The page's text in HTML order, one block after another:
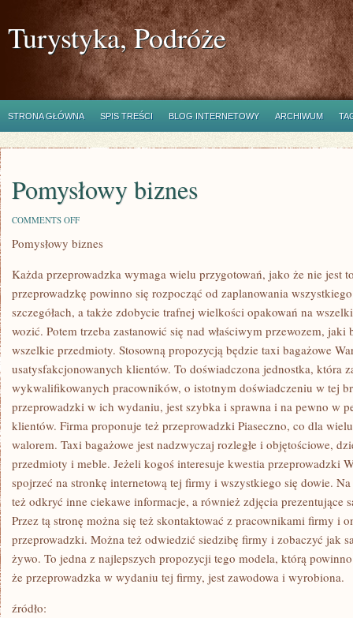
Turystyka, Podróże
STRONA GŁÓWNA SPIS TREŚCI BLOG INTERNETOWY ARCHIWUM
Pomysłowy biznes
COMMENTS OFFON
BIZNES
Pomysłowy biznes
Każda przeprowadzka wymaga wielu przygotowań, jako że nie jest
przeprowadzkę powinno się rozpocząć od zaplanowania
szczegółach, a także zdobycie trafnej wielkości opakowań na
wozić. Potem trzeba zastanowić się nad właściwym przewozem,
wszelkie przedmioty. Stosowną propozycją będzie taxi bagażowe
usatysfakcjonowanych klientów. To doświadczona jednostka, która
wykwalifikowanych pracowników, o istotnym doświadczeniu w tej
przeprowadzki w ich wydaniu, jest szybka i sprawna i na pewno w
klientów. Firma proponuje też przeprowadzki Piaseczno, co dla
walorem. Taxi bagażowe jest nadzwyczaj rozległe i objętościowe,
przedmioty i meble. Jeżeli kogoś interesuje kwestia przeprowadzki
spojrzeć na stronkę internetową tej firmy i wszystkiego się dowie.
też odkryć inne ciekawe informacje, a również zdjęcia prezentujące
Przez tą stronę można się też skontaktować z pracownikami firmy i
przeprowadzki. Można też odwiedzić siedzibę firmy i zobaczyć jak
żywo. To jedna z najlepszych propozycji tego modela, którą
że przeprowadzka w wydaniu tej firmy, jest zawodowa i wyrobiona.
źródło: